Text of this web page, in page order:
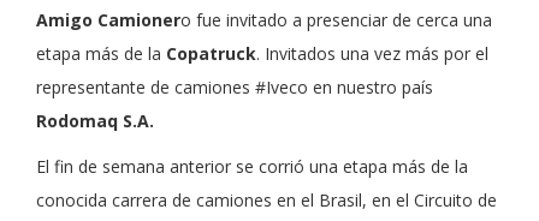
Amigo Camionero fue invitado a presenciar de cerca una
etapa más de la Copatruck. Invitados una vez más por el
representante de camiones #Iveco en nuestro país
Rodomaq S.A.
El fin de semana anterior se corrió una etapa más de la
conocida carrera de camiones en el Brasil, en el Circuito de